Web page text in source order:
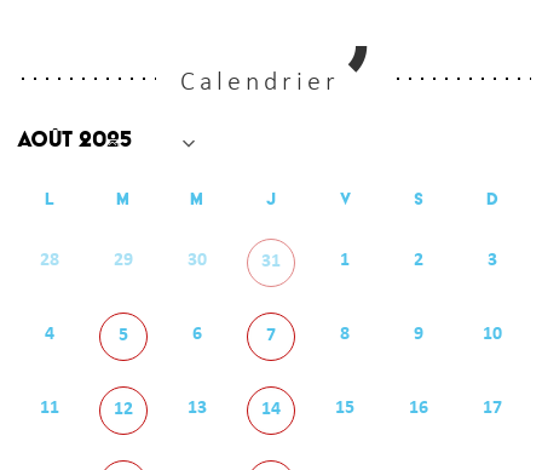
Calendrier
L M M J V S D
28 29 30 31 1 2 3
4 5 6 7 8 9 10
11 12 13 14 15 16 17